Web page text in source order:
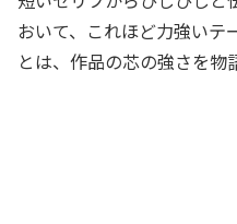
おいて、これほど力強いテ
とは、作品の芯の強さを物